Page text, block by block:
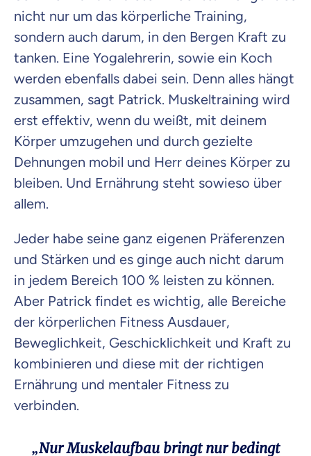
nicht nur um das körperliche Training,
sondern auch darum, in den Bergen Kraft zu
tanken. Eine Yogalehrerin, sowie ein Koch
werden ebenfalls dabei sein. Denn alles hängt
zusammen, sagt Patrick. Muskeltraining wird
erst effektiv, wenn du weißt, mit deinem
Körper umzugehen und durch gezielte
Dehnungen mobil und Herr deines Körper zu
bleiben. Und Ernährung steht sowieso über
allem.
Jeder habe seine ganz eigenen Präferenzen
und Stärken und es ginge auch nicht darum
in jedem Bereich 100 % leisten zu können.
Aber Patrick findet es wichtig, alle Bereiche
der körperlichen Fitness Ausdauer,
Beweglichkeit, Geschicklichkeit und Kraft zu
kombinieren und diese mit der richtigen
Ernährung und mentaler Fitness zu
verbinden.
„Nur Muskelaufbau bringt nur bedingt